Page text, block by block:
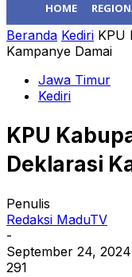
HOME
Beranda Kediri KPU
Kampanye Damai
Jawa Timur
Kediri
KPU
Deklarasi
Penulis
Redaksi MaduTV
-
September 24, 2024
291